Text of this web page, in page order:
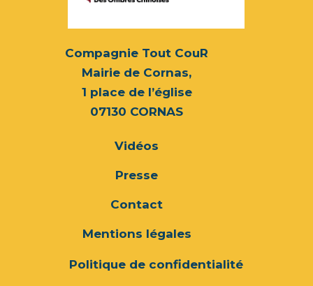
Compagnie Tout CouR
Mairie de Cornas,
1 place de l’église
07130 CORNAS
Vidéos
Presse
Contact
Mentions légales
Politique de confidentialité